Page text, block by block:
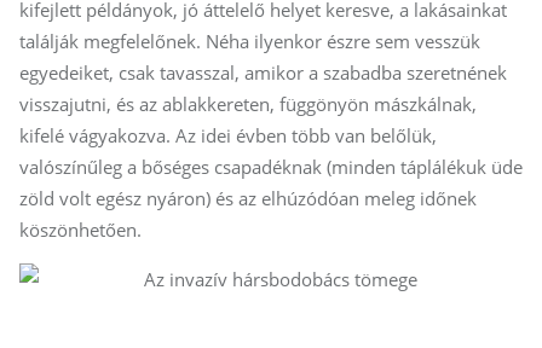
kifejlett példányok, jó áttelelő helyet keresve, a lakásainkat
találják megfelelőnek. Néha ilyenkor észre sem vesszük
egyedeiket, csak tavasszal, amikor a szabadba szeretnének
visszajutni, és az ablakkereten, függönyön mászkálnak,
kifelé vágyakozva. Az idei évben több van belőlük,
valószínűleg a bőséges csapadéknak (minden táplálékuk üde
zöld volt egész nyáron) és az elhúzódóan meleg időnek
köszönhetően.